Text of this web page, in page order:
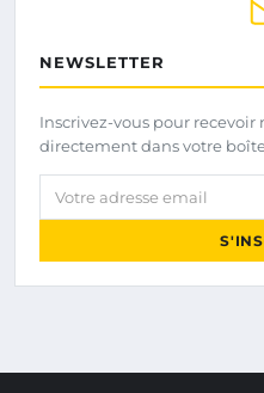
NEWSLETTER
Inscrivez-vous pour recevoir
directement dans votre
Votre adresse email